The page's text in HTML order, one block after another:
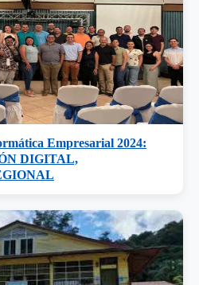
Empresarial 2024:
DIGITAL,